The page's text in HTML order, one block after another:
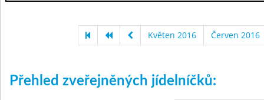
Květen 2016 Červen 2016
Přehled zveřejněných jídelníčků: